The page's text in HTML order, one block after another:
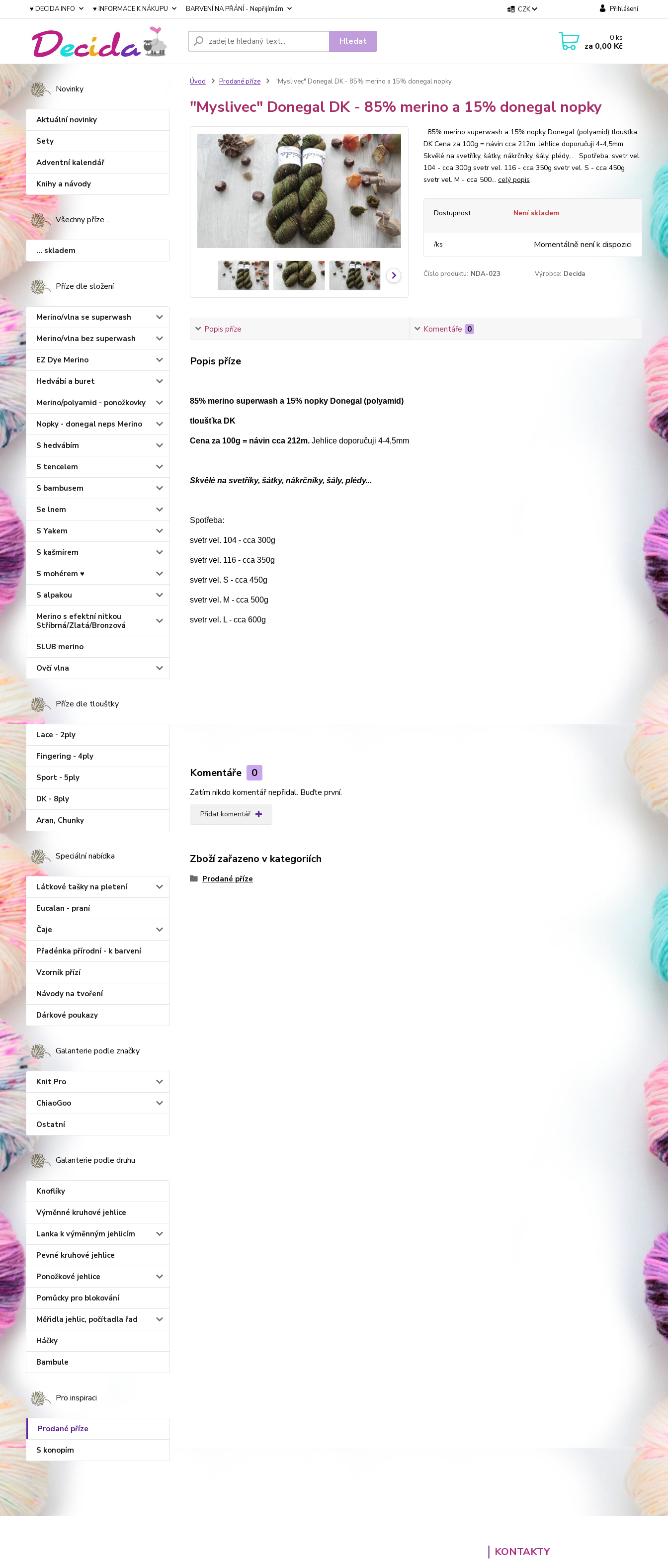
♥ DECIDA INFO ♥ INFORMACE K NÁKUPU BARVENÍ NA PŘÁNÍ - Nepřijímám CZK Přihlášení
Hledat 0ks
za 0,00 Kč
Novinky
Aktuální novinky
Sety
Adventní kalendář
Knihy a návody
Všechny příze ...
... skladem
Příze dle složení
Merino/vlna se superwash
Merino/vlna bez superwash
EZ Dye Merino
Hedvábí a buret
Merino/polyamid - ponožkovky
Nopky - donegal neps Merino
S hedvábím
S tencelem
S bambusem
Se lnem
S Yakem
S kašmírem
S mohérem ♥
S alpakou
Merino s efektní nitkou
Stříbrná/Zlatá/Bronzová
SLUB merino
Ovčí vlna
Příze dle tloušťky
Lace - 2ply
Fingering - 4ply
Sport - 5ply
DK - 8ply
Aran, Chunky
Speciální nabídka
Látkové tašky na pletení
Eucalan - praní
Čaje
Přadénka přírodní - k barvení
Vzorník přízí
Návody na tvoření
Dárkové poukazy
Galanterie podle značky
Knit Pro
ChiaoGoo
Ostatní
Galanterie podle druhu
Knoflíky
Výměnné kruhové jehlice
Lanka k výměnným jehlicím
Pevné kruhové jehlice
Ponožkové jehlice
Pomůcky pro blokování
Měřidla jehlic, počítadla řad
Háčky
Bambule
Pro inspiraci
Prodané příze
S konopím
Úvod Prodané příze "Myslivec" Donegal DK - 85% merino a 15% donegal nopky
"Myslivec" Donegal DK - 85% merino a 15% donegal nopky
85% merino superwash a 15% nopky Donegal (polyamid) tloušťka
DK Cena za 100g = návin cca 212m. Jehlice doporučuji 4-4,5mm
Skvělé na svetříky, šátky, nákrčníky, šály, plédy... Spotřeba: svetr vel.
104 - cca 300g svetr vel. 116 - cca 350g svetr vel. S - cca 450g
svetr vel. M - cca 500... celý popis
Dostupnost Není skladem
/ks Momentálně není k dispozici
Číslo produktu: NDA-023 Výrobce: Decida
Popis příze Komentáře 0
Popis příze
85% merino superwash a 15% nopky Donegal (polyamid)
tloušťka DK
Cena za 100g = návin cca 212m.Jehlice doporučuji 4-4,5mm
Skvělé na svetříky, šátky, nákrčníky, šály, plédy...
Spotřeba:
svetr vel. 104 - cca 300g
svetr vel. 116 - cca 350g
svetr vel. S - cca 450g
svetr vel. M - cca 500g
svetr vel. L - cca 600g
Komentáře 0
Zatím nikdo komentář nepřidal. Buďte první.
Přidat komentář
Zboží zařazeno v kategoriích
Prodané příze
KONTAKTY